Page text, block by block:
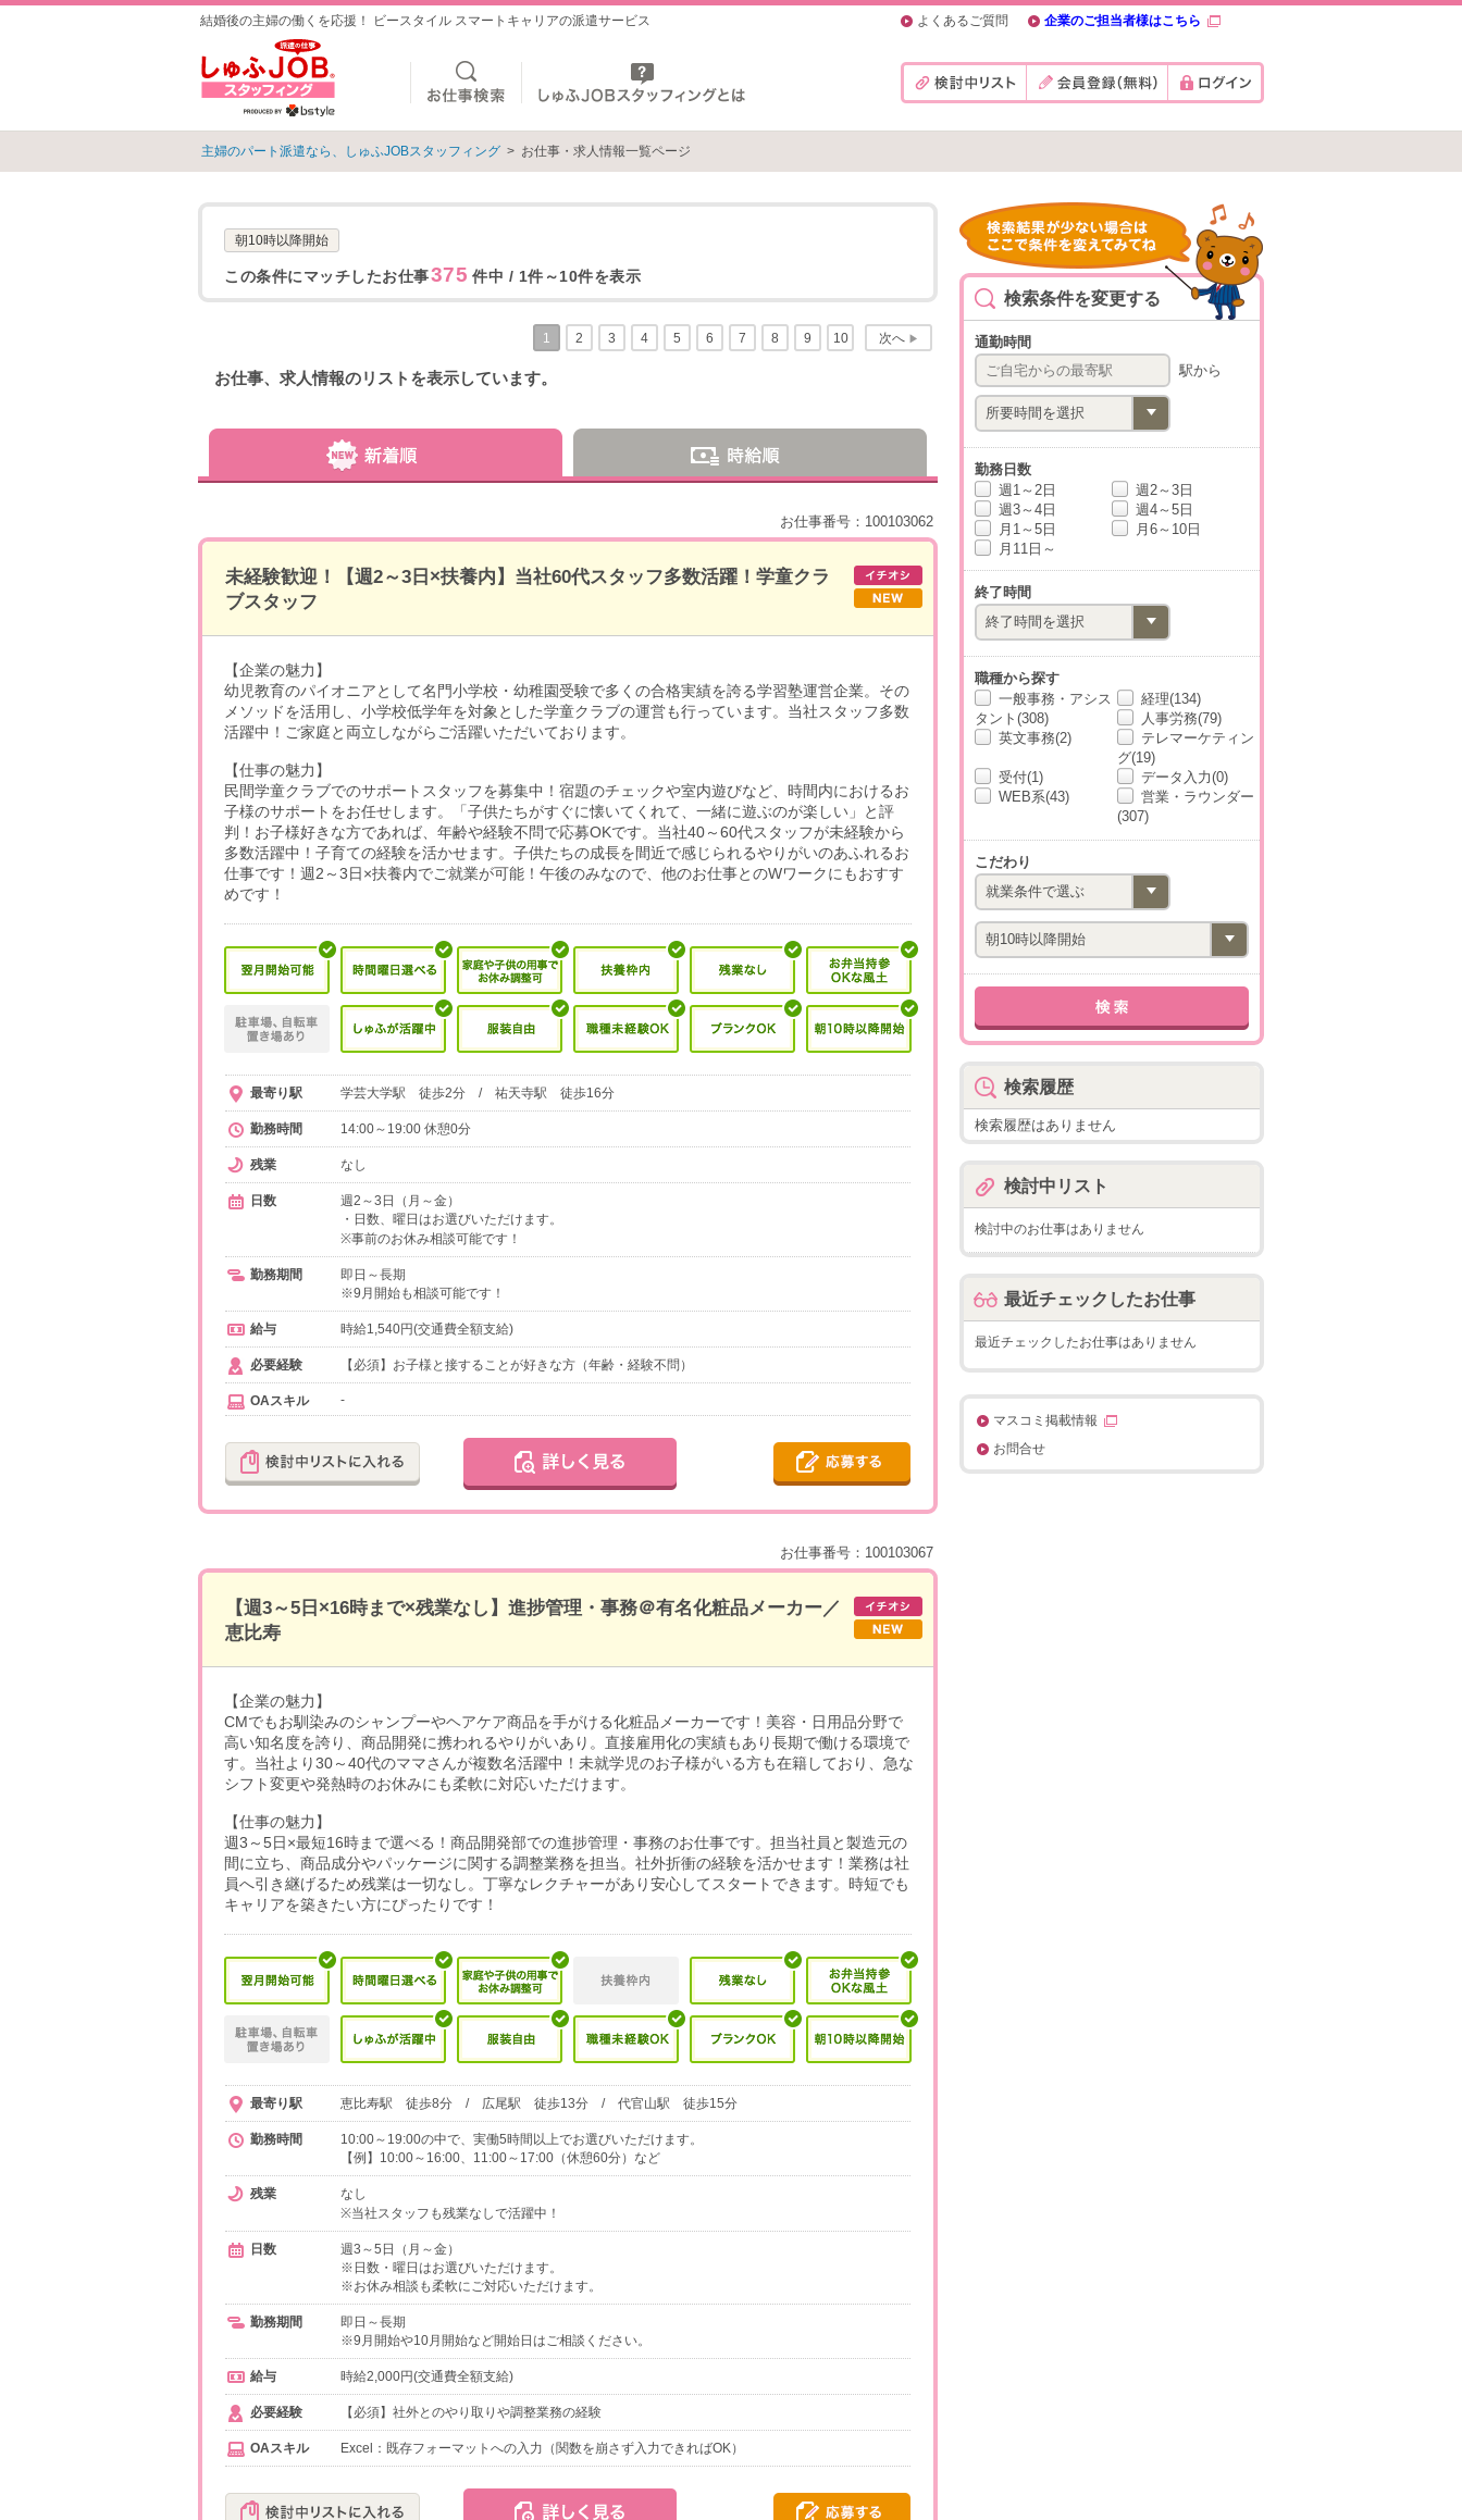
結婚後の主婦の働くを応援！ ビースタイル スマートキャリアの派遣サービス よくあるご質問 企業のご担当者様はこちら
主婦のパート派遣なら、しゅふJOBスタッフィング > お仕事・求人情報一覧ページ
朝10時以降開始
この条件にマッチしたお仕事375 件中 / 1件～10件を表示
1 2 3 4 5 6 7 8 9 10 次へ ▶
お仕事、求人情報のリストを表示しています。
お仕事番号：100103062
未経験歓迎！【週2～3日×扶養内】当社60代スタッフ多数活躍！学童クラ
ブスタッフ
【企業の魅力】
幼児教育のパイオニアとして名門小学校・幼稚園受験で多くの合格実績を誇る学習塾運営企業。その
メソッドを活用し、小学校低学年を対象とした学童クラブの運営も行っています。当社スタッフ多数
活躍中！ご家庭と両立しながらご活躍いただいております。
【仕事の魅力】
民間学童クラブでのサポートスタッフを募集中！宿題のチェックや室内遊びなど、時間内におけるお
子様のサポートをお任せします。「子供たちがすぐに懐いてくれて、一緒に遊ぶのが楽しい」と評
判！お子様好きな方であれば、年齢や経験不問で応募OKです。当社40～60代スタッフが未経験から
多数活躍中！子育ての経験を活かせます。子供たちの成長を間近で感じられるやりがいのあふれるお
仕事です！週2～3日×扶養内でご就業が可能！午後のみなので、他のお仕事とのWワークにもおすす
めです！
最寄り駅 学芸大学駅 徒歩2分 / 祐天寺駅 徒歩16分
勤務時間 14:00～19:00 休憩0分
残業 なし
日数
週2～3日（月～金）
・日数、曜日はお選びいただけます。
※事前のお休み相談可能です！
勤務期間
即日～長期
※9月開始も相談可能です！
給与 時給1,540円(交通費全額支給)
必要経験 【必須】お子様と接することが好きな方（年齢・経験不問）
OAスキル -
お仕事番号：100103067
【週3～5日×16時まで×残業なし】進捗管理・事務＠有名化粧品メーカー／
恵比寿
【企業の魅力】
CMでもお馴染みのシャンプーやヘアケア商品を手がける化粧品メーカーです！美容・日用品分野で
高い知名度を誇り、商品開発に携われるやりがいあり。直接雇用化の実績もあり長期で働ける環境で
す。当社より30～40代のママさんが複数名活躍中！未就学児のお子様がいる方も在籍しており、急な
シフト変更や発熱時のお休みにも柔軟に対応いただけます。
【仕事の魅力】
週3～5日×最短16時まで選べる！商品開発部での進捗管理・事務のお仕事です。担当社員と製造元の
間に立ち、商品成分やパッケージに関する調整業務を担当。社外折衝の経験を活かせます！業務は社
員へ引き継げるため残業は一切なし。丁寧なレクチャーがあり安心してスタートできます。時短でも
キャリアを築きたい方にぴったりです！
最寄り駅 恵比寿駅 徒歩8分 / 広尾駅 徒歩13分 / 代官山駅 徒歩15分
勤務時間
10:00～19:00の中で、実働5時間以上でお選びいただけます。
【例】10:00～16:00、11:00～17:00（休憩60分）など
残業
なし
※当社スタッフも残業なしで活躍中！
日数
週3～5日（月～金）
※日数・曜日はお選びいただけます。
※お休み相談も柔軟にご対応いただけます。
勤務期間
即日～長期
※9月開始や10月開始など開始日はご相談ください。
給与 時給2,000円(交通費全額支給)
必要経験 【必須】社外とのやり取りや調整業務の経験
OAスキル Excel：既存フォーマットへの入力（関数を崩さず入力できればOK）
検索条件を変更する
通勤時間
駅から
勤務日数
週1～2日
週2～3日
週3～4日
週4～5日
月1～5日
月6～10日
月11日～
終了時間
職種から探す
一般事務・アシス
タント(308)
経理(134)
人事労務(79)
英文事務(2)
テレマーケティン
グ(19)
受付(1)
データ入力(0)
WEB系(43)
営業・ラウンダー
(307)
こだわり
検索履歴
検索履歴はありません
検討中リスト
検討中のお仕事はありません
最近チェックしたお仕事
最近チェックしたお仕事はありません
マスコミ掲載情報
お問合せ